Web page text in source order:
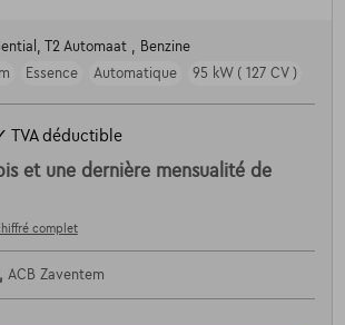
T2 Automaat , Benzine
Essence Automatique 95 kW ( 127 CV )
TVA déductible
et une dernière mensualité de
complet
ACB Zaventem